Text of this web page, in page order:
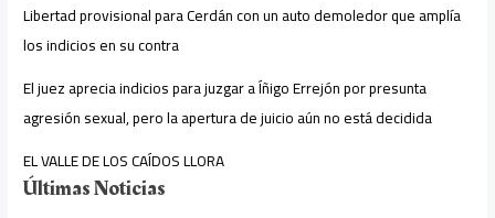
Libertad provisional para Cerdán con un auto demoledor que amplía
los indicios en su contra
El juez aprecia indicios para juzgar a Íñigo Errejón por presunta
agresión sexual, pero la apertura de juicio aún no está decidida
EL VALLE DE LOS CAÍDOS LLORA
Últimas Noticias